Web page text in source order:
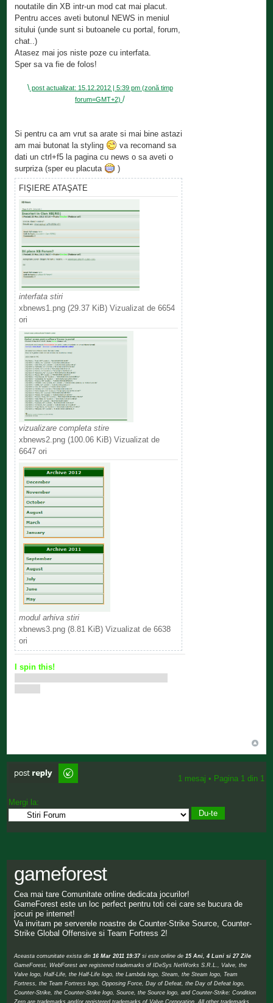
noutatile din XB intr-un mod cat mai placut.
Pentru acces aveti butonul NEWS in meniul
sitului (unde sunt si butoanele cu portal, forum,
chat..)
Atasez mai jos niste poze cu interfata.
Sper sa va fie de folos!
\post actualizat: 15.12.2012 | 5:39 pm (zonă timp
forum=GMT+2)/
Si pentru ca am vrut sa arate si mai bine astazi
am mai butonat la styling
va recomand sa
dati un ctrl+f5 la pagina cu news o sa aveti o
surpriza (sper eu placuta
)
FIŞIERE ATAŞATE
interfata stiri
xbnews1.png (29.37 KiB) Vizualizat de 6654
ori
vizualizare completa stire
xbnews2.png (100.06 KiB) Vizualizat de
6647 ori
modul arhiva stiri
xbnews3.png (8.81 KiB) Vizualizat de 6638
ori
I spin this!
Scrie comentarii
1 mesaj • Pagina 1din 1
Mergi la:
gameforest
Cea mai tare Comunitate online dedicata jocurilor!
GameForest este un loc perfect pentru toti cei care se bucura de
jocuri pe internet!
Va invitam pe serverele noastre de Counter-Strike Source, Counter-
Strike Global Offensive si Team Fortress 2!
Aceasta comunitate exista din 16 Mar 2011 19:37si este online de 15 Ani, 4 Luni si 27 Zile
GameForest, WebForest are registered trademarks of IDeSys NetWorks S.R.L., Valve, the
Valve logo, Half-Life, the Half-Life logo, the Lambda logo, Steam, the Steam logo, Team
Fortress, the Team Fortress logo, Opposing Force, Day of Defeat, the Day of Defeat logo,
Counter-Strike, the Counter-Strike logo, Source, the Source logo, and Counter-Strike: Condition
Zero are trademarks and/or registered trademarks of Valve Corporation. All other trademarks